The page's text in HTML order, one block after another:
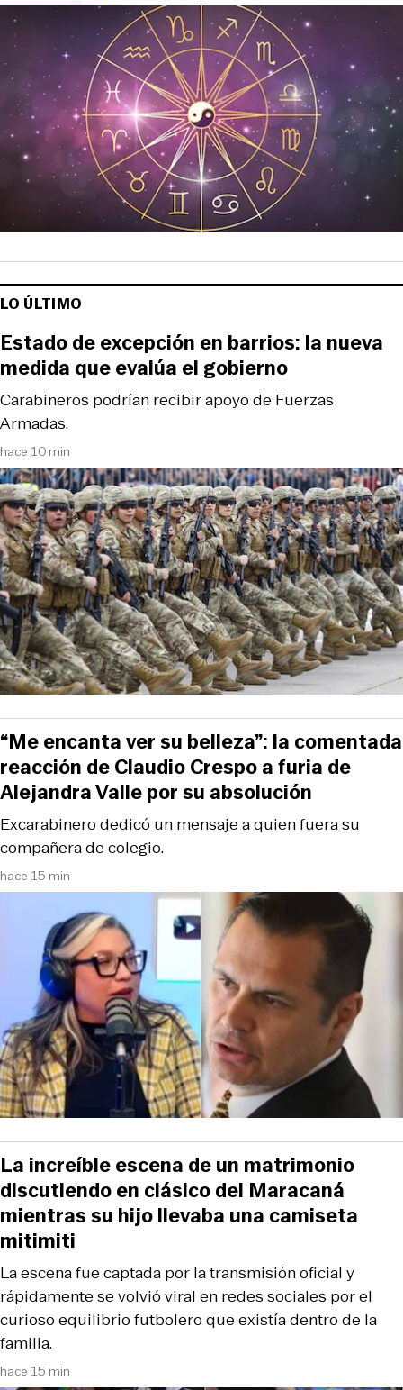
LO ÚLTIMO
hace 10 min
Carabineros podrían recibir apoyo de Fuerzas
Armadas.
Estado de excepción en barrios: la nueva
medida que evalúa el gobierno
hace 15 min
Excarabinero dedicó un mensaje a quien fuera su
compañera de colegio.
“Me encanta ver su belleza”: la comentada
reacción de Claudio Crespo a furia de
Alejandra Valle por su absolución
hace 15 min
La escena fue captada por la transmisión oficial y
rápidamente se volvió viral en redes sociales por el
curioso equilibrio futbolero que existía dentro de la
familia.
La increíble escena de un matrimonio
discutiendo en clásico del Maracaná
mientras su hijo llevaba una camiseta
mitimiti